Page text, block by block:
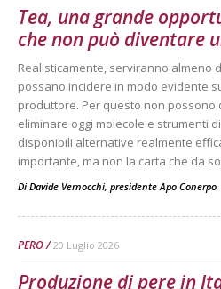
Tea, una grande
che non può diventare
Realisticamente, serviranno almeno
possano incidere in modo evidente
produttore. Per questo non possono
eliminare oggi molecole e strumenti
disponibili alternative realmente
importante, ma non la carta che da
Di Davide Vernocchi, presidente Apo Conerpo
PERO 20 Luglio 2026
Produzione di pere in